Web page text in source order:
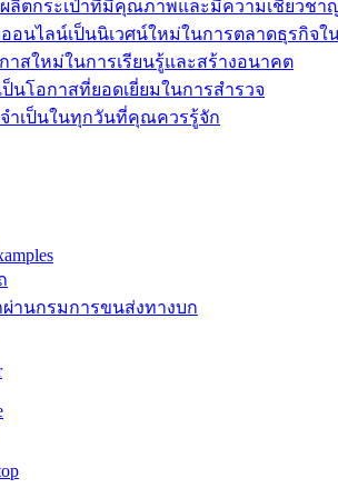
ลิตกระเป๋าที่มีคุณภาพและมีความเชี่ยวชา
นไลน์เป็นนิเวศน์ใหม่ในการตลาดธุรกิจใ
าสใหม่ในการเรียนรู้และสร้างอนาคต
ป็นโอกาสที่ยอดเยี่ยมในการสำรวจ
ำเป็นในทุกวันที่คุณควรรู้จัก
ผ่านกรมการขนส่งทางบก